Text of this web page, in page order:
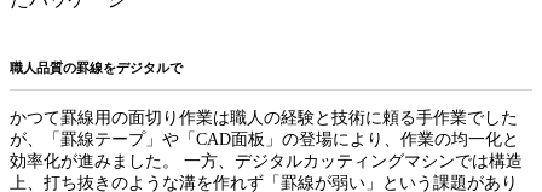
職人品質の罫線をデジタルで
かつて罫線用の面切り作業は職人の経験と技術に頼る手作業でした
が、「罫線テープ」や「CAD面板」の登場により、作業の均一化と
効率化が進みました。 一方、デジタルカッティングマシンでは構造
上、打ち抜きのような溝を作れず「罫線が弱い」という課題があり